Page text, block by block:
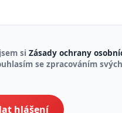
si Zásady ochrany
se zpracováním svých
hlášení